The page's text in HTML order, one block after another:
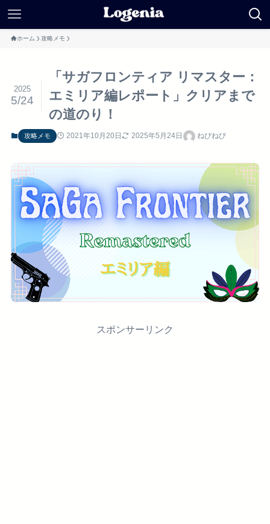
ホーム 攻略メモ
「サガフロンティア リマスター：
エミリア編レポート」クリアまで
の道のり！
2025
5/24
攻略メモ 2021年10月20日 2025年5月24日 ねびねび
スポンサーリンク